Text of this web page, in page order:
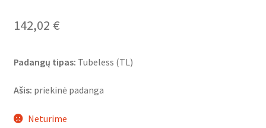
142,02 €
Padangų tipas: Tubeless (TL)
Ašis: priekinė padanga
Neturime